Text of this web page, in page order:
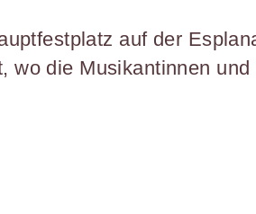
auf der
wo die Musikantinnen und